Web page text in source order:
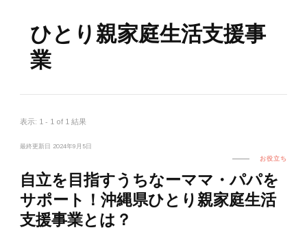
ひとり親家庭生活支援事
業
表示: 1 - 1 of 1 結果
最終更新日 2024年9月5日
お役立ち
自立を目指すうちなーママ・パパを
サポート！沖縄県ひとり親家庭生活
支援事業とは？